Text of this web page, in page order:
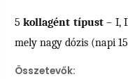
5kollagént típust– I,
mely nagy dózis (napi
Összetevők: